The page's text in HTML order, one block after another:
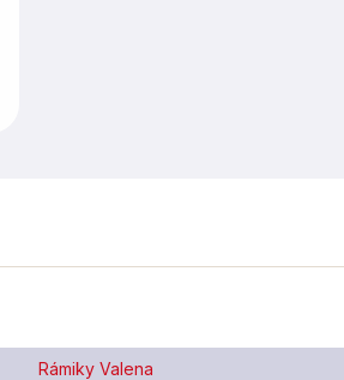
Rámiky Valena